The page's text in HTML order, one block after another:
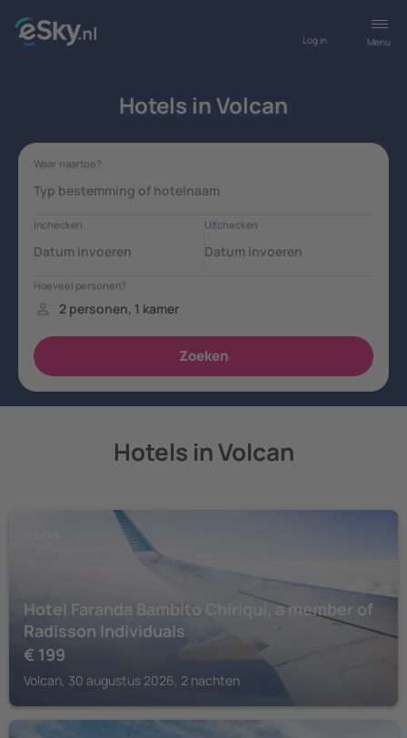
Menu
Log in
Hotels in Volcan
Hotels in Volcan
Hotel Faranda Bambito Chiriquí, a member of
Radisson Individuals
€ 199
Volcan, 30 augustus 2026, 2 nachten